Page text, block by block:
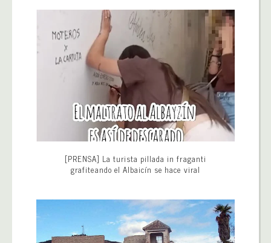
[PRENSA] La turista pillada in fraganti
grafiteando el Albaicín se hace viral